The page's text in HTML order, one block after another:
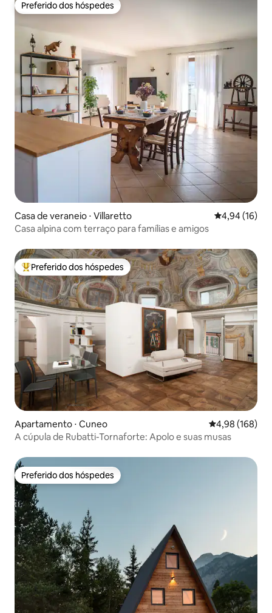
Preferido dos hóspedes
Preferido dos hóspedes
Casa de veraneio ⋅ Villaretto 4,94 de uma
4,94 (16)
Casa alpina com terraço para famílias e amigos
Entre os melhores preferidos dos hóspedes
Preferido dos hóspedes
Apartamento ⋅ Cuneo 4,98 de uma
4,98 (168)
A cúpula de Rubatti-Tornaforte: Apolo e suas musas
Preferido dos hóspedes
Preferido dos hóspedes